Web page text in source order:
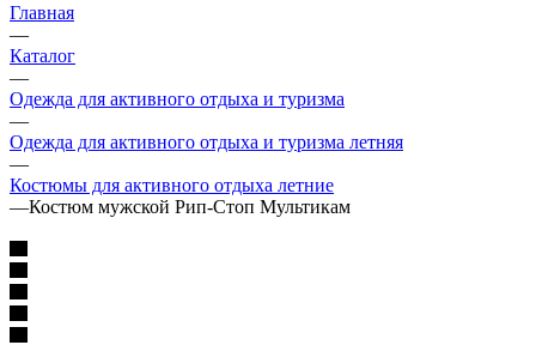
Главная
—
Каталог
—
Одежда для активного отдыха и туризма
—
Одежда для активного отдыха и туризма летняя
—
Костюмы для активного отдыха летние
—Костюм мужской Рип-Стоп Мультикам